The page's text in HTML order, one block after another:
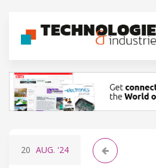
20 AUG. '24